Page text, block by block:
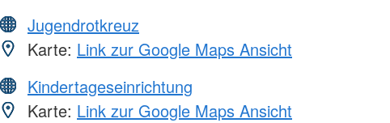
Jugendrotkreuz
Karte: Link zur Google Maps Ansicht
Kindertageseinrichtung
Karte: Link zur Google Maps Ansicht